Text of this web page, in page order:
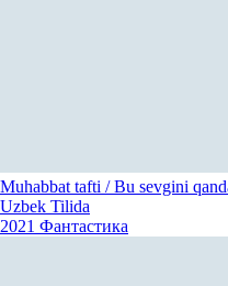
Muhabbat tafti / Bu sevgini
Uzbek Tilida
2021 Фантастика